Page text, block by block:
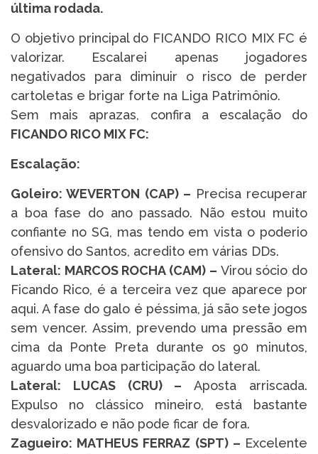
última rodada.
O objetivo principal do FICANDO RICO MIX FC é
valorizar. Escalarei apenas jogadores
negativados para diminuir o risco de perder
cartoletas e brigar forte na Liga Patrimônio.
Sem mais aprazas, confira a escalação do
FICANDO RICO MIX FC:
Escalação:
Goleiro: WEVERTON (CAP) – Precisa recuperar
a boa fase do ano passado. Não estou muito
confiante no SG, mas tendo em vista o poderio
ofensivo do Santos, acredito em várias DDs.
Lateral: MARCOS ROCHA (CAM) – Virou sócio do
Ficando Rico, é a terceira vez que aparece por
aqui. A fase do galo é péssima, já são sete jogos
sem vencer. Assim, prevendo uma pressão em
cima da Ponte Preta durante os 90 minutos,
aguardo uma boa participação do lateral.
Lateral: LUCAS (CRU) – Aposta arriscada.
Expulso no clássico mineiro, está bastante
desvalorizado e não pode ficar de fora.
Zagueiro: MATHEUS FERRAZ (SPT) – Excelente